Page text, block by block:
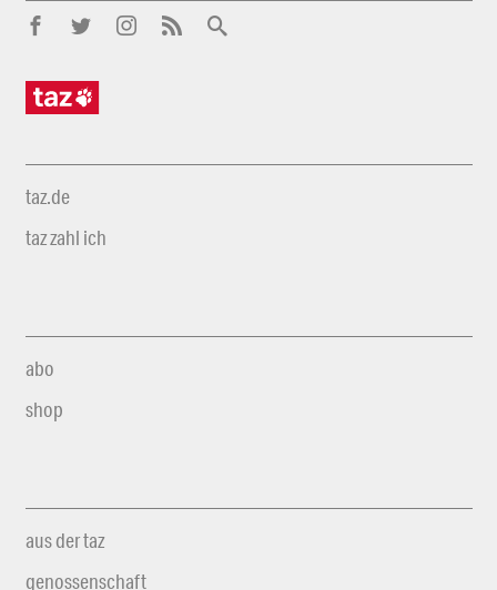
taz.de
taz zahl ich
abo
shop
aus der taz
genossenschaft